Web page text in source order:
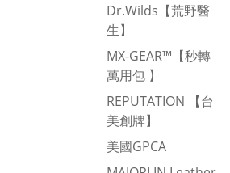
Dr.Wilds【荒野醫
生】
MX-GEAR™【秒轉
萬用包 】
REPUTATION 【台
美創牌】
美國GPCA